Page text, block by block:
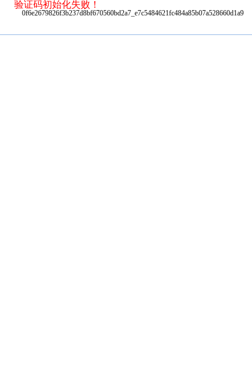
验证码初始化失败！
0f6e2679826f3b237d8bf670560bd2a7_e7c5484621fc484a85b07a528660d1a9